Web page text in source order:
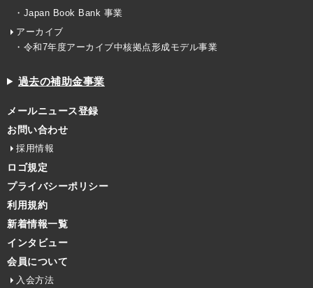
・Japan Book Bank 事業
アーカイブ
・令和7年度アーカイブ中核拠点形成モデル事業
過去の補助金事業
メールニュース登録
お問い合わせ
採用情報
ロゴ規定
プライバシーポリシー
利用規約
新着情報一覧
インタビュー
会員について
入会方法